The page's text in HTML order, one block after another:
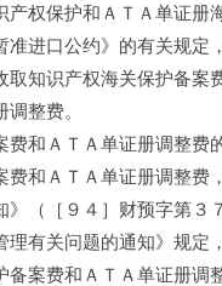
权保护和ＡＴＡ单证册
准进口公约》的有关规
取知识产权海关保护备
整费。
和ＡＴＡ单证册调整费
和ＡＴＡ单证册调整费
》（［９４］财预字第
有关问题的通知》规定
案费和ＡＴＡ单证册调